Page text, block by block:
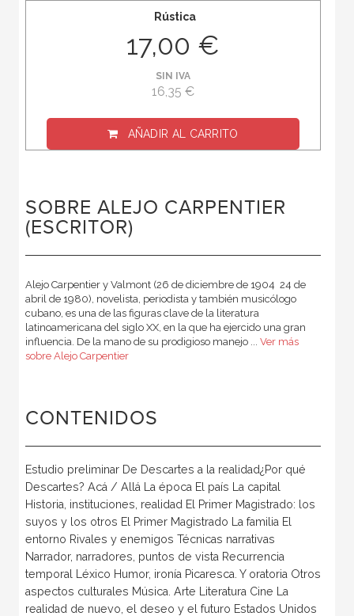
Rústica
17,00 €
SIN IVA
16,35 €
AÑADIR AL CARRITO
SOBRE ALEJO CARPENTIER
(ESCRITOR)
Alejo Carpentier y Valmont (26 de diciembre de 1904  24 de
abril de 1980), novelista, periodista y también musicólogo
cubano, es una de las figuras clave de la literatura
latinoamericana del siglo XX, en la que ha ejercido una gran
influencia. De la mano de su prodigioso manejo ... Ver más
sobre Alejo Carpentier
CONTENIDOS
Estudio preliminar De Descartes a la realidad¿Por qué
Descartes? Acá / Allá La época El país La capital
Historia, instituciones, realidad El Primer Magistrado: los
suyos y los otros El Primer Magistrado La familia El
entorno Rivales y enemigos Técnicas narrativas
Narrador, narradores, puntos de vista Recurrencia
temporal Léxico Humor, ironía Picaresca. Y oratoria Otros
aspectos culturales Música. Arte Literatura Cine La
realidad de nuevo, el deseo y el futuro Estados Unidos